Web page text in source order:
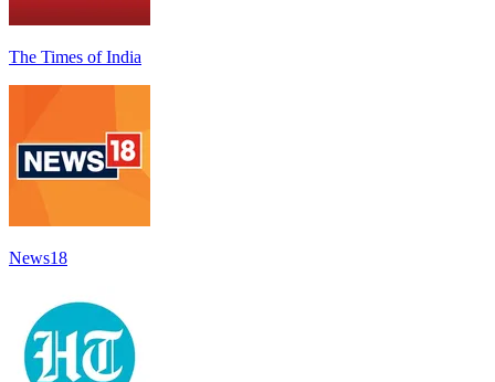
The Times of India
News18